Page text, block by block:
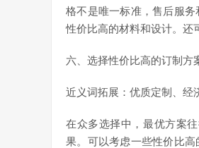
格不是唯一标准，售后服
性价比高的材料和设计。还
六、选择性价比高的订制方
近义词拓展：优质定制、经
在众多选择中，最优方案
果。可以考虑一些性价比高